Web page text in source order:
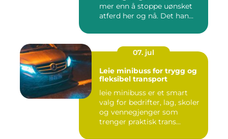
mer enn å stoppe uønsket
atferd her og nå. Det han...
07. jul
Leie minibuss for trygg og
fleksibel transport
leie minibuss er et smart
valg for bedrifter, lag, skoler
og vennegjenger som
trenger praktisk trans...